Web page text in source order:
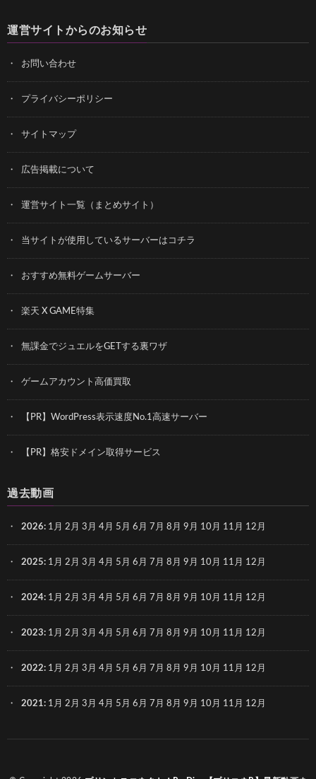
運営サイトからのお知らせ
お問い合わせ
プライバシーポリシー
サイトマップ
広告掲載について
運営サイト一覧（まとめサイト）
当サイトが使用しているサーバーはコチラ
おすすめ無料ゲームサーバー
楽天 X GAME特集
無課金でジュエルをGETする裏ワザ
ゲームアカウント高価買取
【PR】WordPress表示速度No.1高速サーバー
【PR】格安ドメイン取得サービス
過去動画
2026: 1月 2月 3月 4月 5月 6月 7月 8月 9月 10月 11月 12月
2025: 1月 2月 3月 4月 5月 6月 7月 8月 9月 10月 11月 12月
2024: 1月 2月 3月 4月 5月 6月 7月 8月 9月 10月 11月 12月
2023: 1月 2月 3月 4月 5月 6月 7月 8月 9月 10月 11月 12月
2022: 1月 2月 3月 4月 5月 6月 7月 8月 9月 10月 11月 12月
2021: 1月 2月 3月 4月 5月 6月 7月 8月 9月 10月 11月 12月